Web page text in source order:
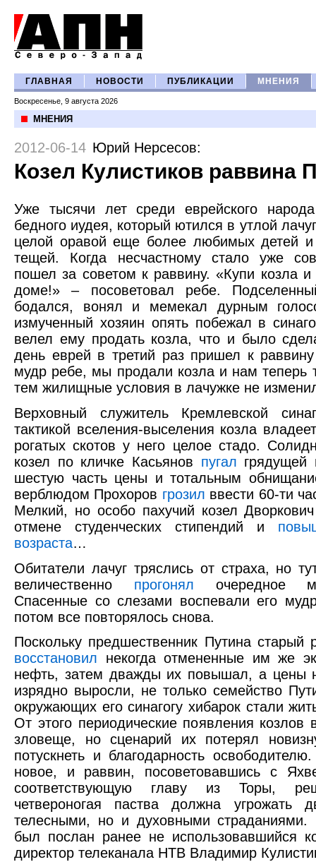
ГЛАВНАЯ НОВОСТИ ПУБЛИКАЦИИ МНЕНИЯ
Воскресенье, 9 августа 2026
МНЕНИЯ
2012-06-14 Юрий Нерсесов:
Козел Кулистиков раввина
Уже тысячи лет среди еврейского
бедного иудея, который ютился в утлой
целой оравой еще более любимых детей
тещей. Когда несчастному стало уже
пошел за советом к раввину. «Купи козла
доме!» – посоветовал ребе.
бодался, вонял и мемекал дурным
измученный хозяин опять побежал в
велел ему продать козла, что и было
день еврей в третий раз пришел к
мудр ребе, мы продали козла и нам теперь
тем жилищные условия в лачужке не
Верховный служитель Кремлевской
тактикой вселения-выселения козла
рогатых скотов у него целое стадо.
козел по кличке Касьянов пугал грядущей
шестую часть цены и тотальным
верблюдом Прохоров грозил ввести 60-ти
Мелкий, но особо пахучий козел
отмене студенческих стипендий и
возраста…
Обитатели лачуг тряслись от страха, но
величественно прогонял очередное
Спасенные со слезами воспевали его
потом все повторялось снова.
Поскольку предшественник Путина старый
восстановил некогда отмененные им же
нефть, затем дважды их повышал, а цены
изрядно выросли, не только семейство
окружающих его синагогу хибарок стали
От этого периодические появления козлов
зловеще, но сценарий их потерял
потускнеть и благодарность
новое, и раввин, посоветовавшись с
соответствующую главу из Торы,
четвероногая паства должна угрожать
телесными, но и духовными страданиями.
был послан ранее не использовавшийся
директор телеканала НТВ Владимир